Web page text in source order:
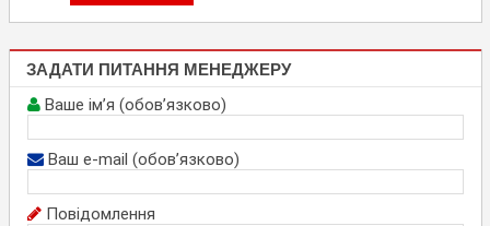
ЗАДАТИ ПИТАННЯ МЕНЕДЖЕРУ
Ваше ім’я (обов’язково)
Ваш e-mail (обов’язково)
Повідомлення